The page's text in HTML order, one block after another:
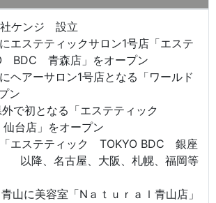
ケンジ 設立
エステティックサロン1号店「エステ
BDC 青森店」をオープン
アーサロン1号店となる「ワールド
ン
で初となる「エステティック
台店」をオープン
エステティック TOKYO BDC 銀座
以降、名古屋、大阪、札幌、福岡等
に美容室「Nａｔｕｒａｌ青山店」